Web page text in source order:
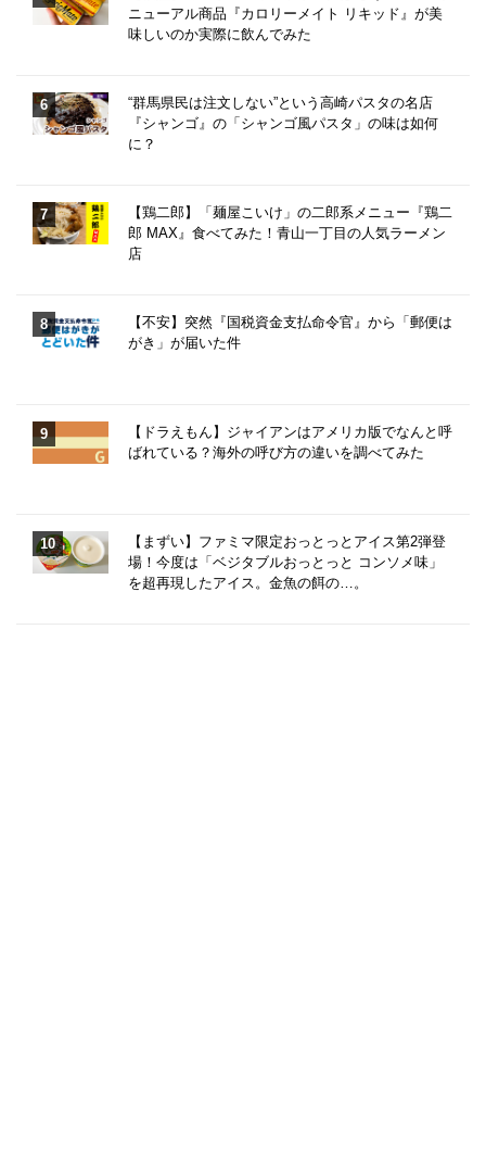
ニューアル商品『カロリーメイト リキッド』が美
味しいのか実際に飲んでみた
“群馬県民は注文しない”という高崎パスタの名店
『シャンゴ』の「シャンゴ風パスタ」の味は如何
に？
【鶏二郎】「麺屋こいけ」の二郎系メニュー『鶏二
郎 MAX』食べてみた！青山一丁目の人気ラーメン
店
【不安】突然『国税資金支払命令官』から「郵便は
がき」が届いた件
【ドラえもん】ジャイアンはアメリカ版でなんと呼
ばれている？海外の呼び方の違いを調べてみた
【まずい】ファミマ限定おっとっとアイス第2弾登
場！今度は「ベジタブルおっとっと コンソメ味」
を超再現したアイス。金魚の餌の…。